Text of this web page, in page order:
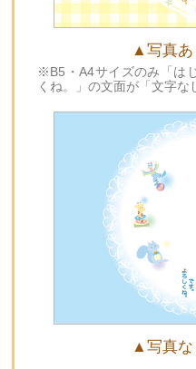
▲写真あ
※B5・A4サイズのみ「は
くね。」の文面が「文字な
▲写真な